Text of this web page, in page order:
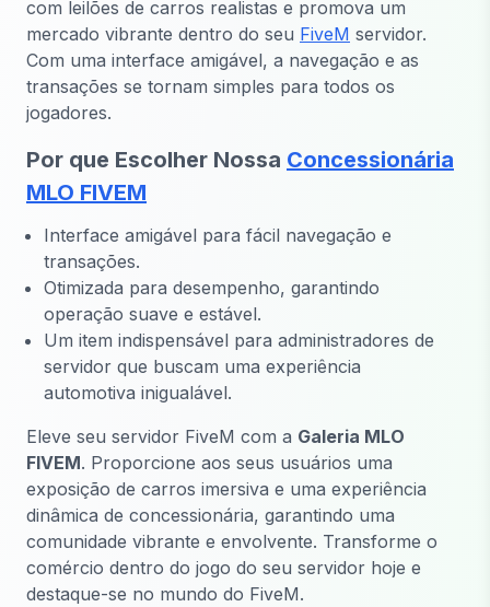
com leilões de carros realistas e promova um
mercado vibrante dentro do seu FiveM servidor.
Com uma interface amigável, a navegação e as
transações se tornam simples para todos os
jogadores.
Por que Escolher Nossa Concessionária
MLO FIVEM
Interface amigável para fácil navegação e
transações.
Otimizada para desempenho, garantindo
operação suave e estável.
Um item indispensável para administradores de
servidor que buscam uma experiência
automotiva inigualável.
Eleve seu servidor FiveM com a Galeria MLO
FIVEM. Proporcione aos seus usuários uma
exposição de carros imersiva e uma experiência
dinâmica de concessionária, garantindo uma
comunidade vibrante e envolvente. Transforme o
comércio dentro do jogo do seu servidor hoje e
destaque-se no mundo do FiveM.